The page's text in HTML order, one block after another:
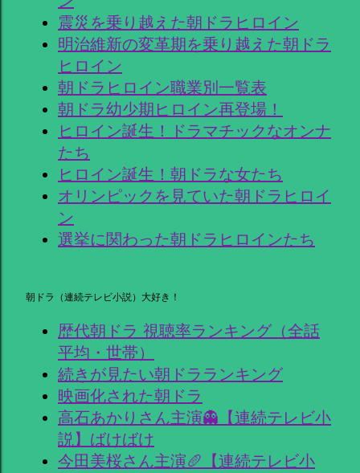
震災を乗り越えた朝ドラヒロイン
明治維新の変革期を乗り越えた朝ドラ
ヒロイン
朝ドラヒロイン職業別一覧表
朝ドラ幼少期ヒロイン再登場！
ヒロイン誕生！ドラマチックなオンナ
たち
ヒロイン誕生！朝ドラな女たち
オリンピックを見ていた朝ドラヒロイ
ン
選挙に関わった朝ドラヒロインたち
朝ドラ（連続テレビ小説）大好き！
歴代朝ドラ 視聴率ランキング（全話
平均・世帯）
続きが見たい朝ドラランキング
映画化された朝ドラ
高石あかりさん主演👻【連続テレビ小
説】ばけばけ
今田美桜さん主演🥖【連続テレビ小